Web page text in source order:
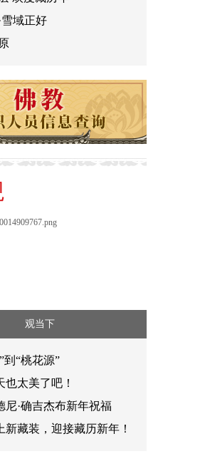
域正好
观当下
到“桃花源”
也太美了吧！
尼·确吉杰布新年祝福
新藏装，迎接藏历新年！